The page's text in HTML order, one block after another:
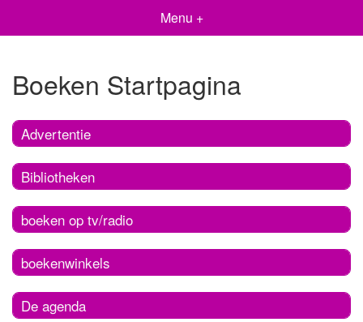
Menu +
Boeken Startpagina
Advertentie
Bibliotheken
boeken op tv/radio
boekenwinkels
De agenda